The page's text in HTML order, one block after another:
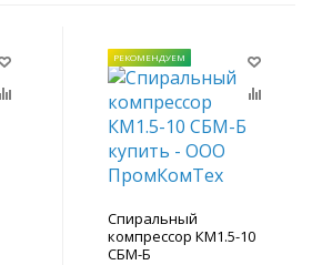
РЕКОМЕНДУЕМ
Спиральный
компрессор КМ1.5-10
СБМ-Б